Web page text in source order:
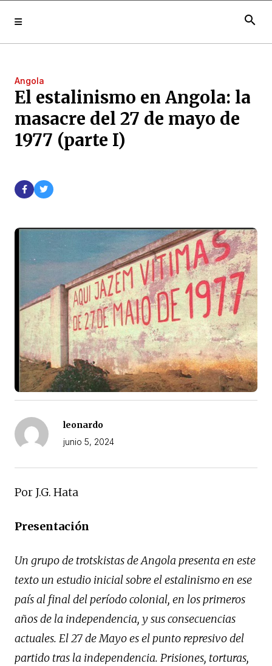
search
Angola
El estalinismo en Angola: la
masacre del 27 de mayo de
1977 (parte I)
leonardo
junio 5, 2024
Por J.G. Hata
Presentación
Un grupo de trotskistas de Angola presenta en este
texto un estudio inicial sobre el estalinismo en ese
país al final del período colonial, en los primeros
años de la independencia, y sus consecuencias
actuales. El 27 de Mayo es el punto represivo del
partido tras la independencia. Prisiones, torturas,